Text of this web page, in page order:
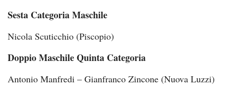
Sesta Categoria Maschile
Nicola Scuticchio (Piscopio)
Doppio Maschile Quinta Categoria
Antonio Manfredi – Gianfranco Zincone (Nuova Luzzi)